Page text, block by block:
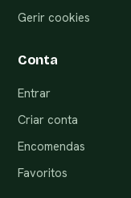
Gerir cookies
Conta
Entrar
Criar conta
Encomendas
Favoritos